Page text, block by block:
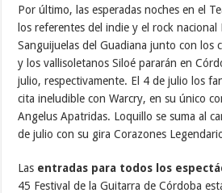
Por último, las esperadas noches en el
los referentes del indie y el rock nacional
Sanguijuelas del Guadiana junto con los
y los vallisoletanos Siloé pararán en
julio, respectivamente. El 4 de julio los
cita ineludible con Warcry, en su único
Angelus Apatridas. Loquillo se suma al
de julio con su gira Corazones
Las entradas para todos los
45 Festival de la Guitarra de Córdoba